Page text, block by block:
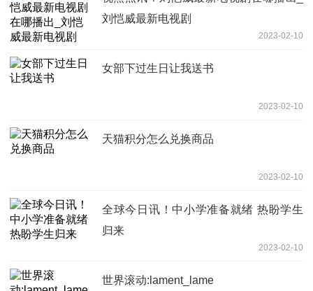
刘恺威最新电视剧
2023-02-10
女部下过生日让我送书
2023-02-10
天猫积分怎么兑换商品
2023-02-10
全球今日讯！中小学准备就绪 热盼学生
归来
2023-02-10
世界滚动:lament_lame